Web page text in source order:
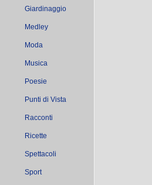
Giardinaggio
Medley
Moda
Musica
Poesie
Punti di Vista
Racconti
Ricette
Spettacoli
Sport